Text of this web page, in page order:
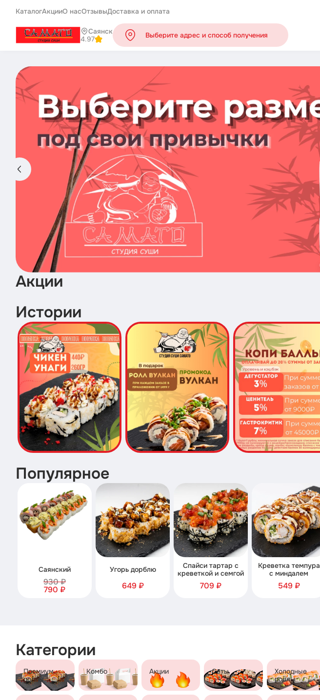
КаталогАкцииО насОтзывыДоставка и оплата
Саянск
4.97
Выберите адрес и способ получения
Акции
Истории
Популярное
Саянский
930 ₽
790 ₽
Угорь дорблю
649 ₽
Спайси тартар с
креветкой и семгой
709 ₽
Креветка темпура
с миндалем
549 ₽
Категории
Премиум
роллы
Комбо Акции Сеты
Холодные
роллы